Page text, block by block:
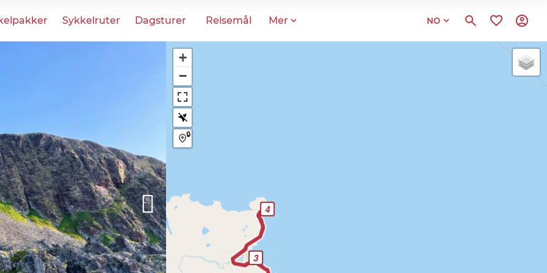
Sykkelruter Dagsturer Reisemål Mer NO
3
4
+
−
🔒